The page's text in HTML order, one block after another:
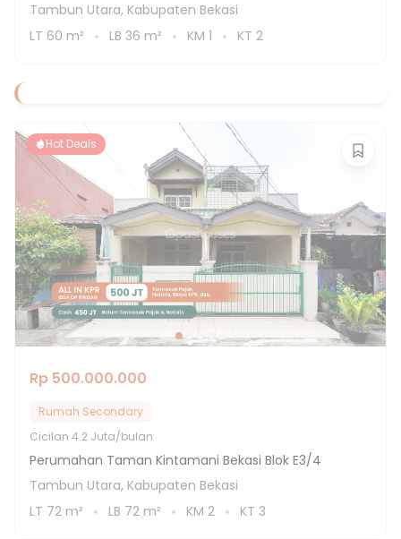
Tambun Utara, Kabupaten Bekasi
LT 60 m² LB 36 m² KM 1 KT 2
Hot Deals
Rp 500.000.000
Rumah Secondary
Cicilan 4.2 Juta/bulan
Perumahan Taman Kintamani Bekasi Blok E3/4
Tambun Utara, Kabupaten Bekasi
LT 72 m² LB 72 m² KM 2 KT 3